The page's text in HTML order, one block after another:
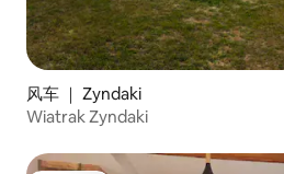
风车 ｜ Zyndaki
Wiatrak Zyndaki